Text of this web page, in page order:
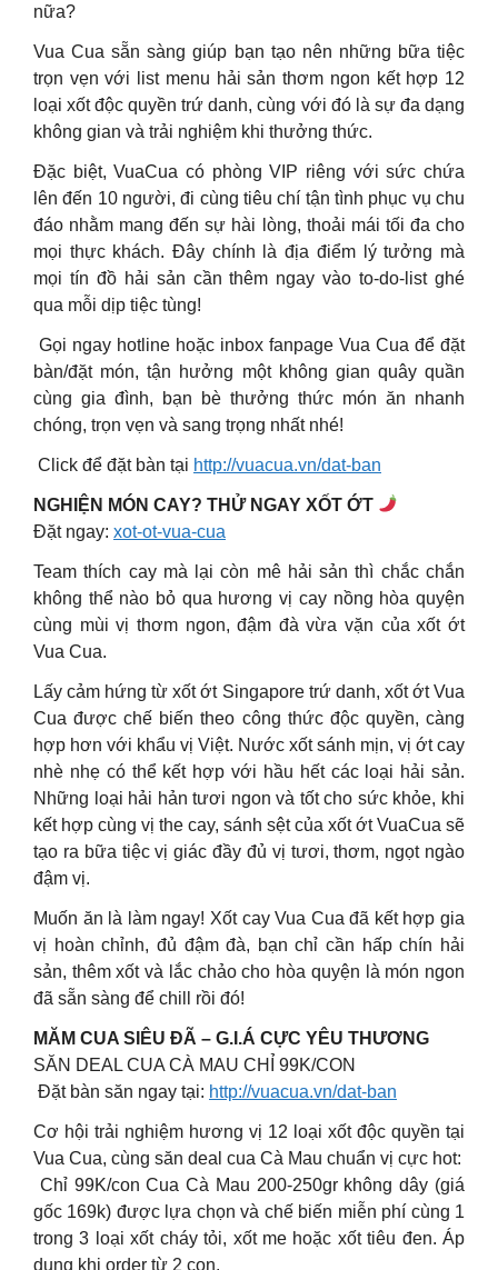
nữa?
Vua Cua sẵn sàng giúp bạn tạo nên những bữa tiệc
trọn vẹn với list menu hải sản thơm ngon kết hợp 12
loại xốt độc quyền trứ danh, cùng với đó là sự đa dạng
không gian và trải nghiệm khi thưởng thức.
Đặc biệt, VuaCua có phòng VIP riêng với sức chứa
lên đến 10 người, đi cùng tiêu chí tận tình phục vụ chu
đáo nhằm mang đến sự hài lòng, thoải mái tối đa cho
mọi thực khách. Đây chính là địa điểm lý tưởng mà
mọi tín đồ hải sản cần thêm ngay vào to-do-list ghé
qua mỗi dịp tiệc tùng!
Gọi ngay hotline hoặc inbox fanpage Vua Cua để đặt
bàn/đặt món, tận hưởng một không gian quây quần
cùng gia đình, bạn bè thưởng thức món ăn nhanh
chóng, trọn vẹn và sang trọng nhất nhé!
Click để đặt bàn tại http://vuacua.vn/dat-ban
NGHIỆN MÓN CAY? THỬ NGAY XỐT ỚT
Đặt ngay: xot-ot-vua-cua
Team thích cay mà lại còn mê hải sản thì chắc chắn
không thể nào bỏ qua hương vị cay nồng hòa quyện
cùng mùi vị thơm ngon, đậm đà vừa vặn của xốt ớt
Vua Cua.
Lấy cảm hứng từ xốt ớt Singapore trứ danh, xốt ớt Vua
Cua được chế biến theo công thức độc quyền, càng
hợp hơn với khẩu vị Việt. Nước xốt sánh mịn, vị ớt cay
nhè nhẹ có thể kết hợp với hầu hết các loại hải sản.
Những loại hải hản tươi ngon và tốt cho sức khỏe, khi
kết hợp cùng vị the cay, sánh sệt của xốt ớt VuaCua sẽ
tạo ra bữa tiệc vị giác đầy đủ vị tươi, thơm, ngọt ngào
đậm vị.
Muốn ăn là làm ngay! Xốt cay Vua Cua đã kết hợp gia
vị hoàn chỉnh, đủ đậm đà, bạn chỉ cần hấp chín hải
sản, thêm xốt và lắc chảo cho hòa quyện là món ngon
đã sẵn sàng để chill rồi đó!
MĂM CUA SIÊU ĐÃ – G.I.Á CỰC YÊU THƯƠNG
SĂN DEAL CUA CÀ MAU CHỈ 99K/CON
Đặt bàn săn ngay tại: http://vuacua.vn/dat-ban
Cơ hội trải nghiệm hương vị 12 loại xốt độc quyền tại
Vua Cua, cùng săn deal cua Cà Mau chuẩn vị cực hot:
Chỉ 99K/con Cua Cà Mau 200-250gr không dây (giá
gốc 169k) được lựa chọn và chế biến miễn phí cùng 1
trong 3 loại xốt cháy tỏi, xốt me hoặc xốt tiêu đen. Áp
dụng khi order từ 2 con.